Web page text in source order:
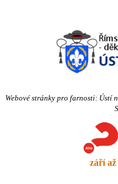
Webové stránky pro farnosti: Ústí
září až